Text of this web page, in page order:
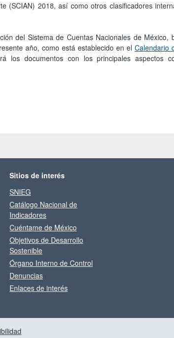
(SCIAN) 2018, así como otros clasificadores
del Sistema de Cuentas Nacionales de México,
año, como está establecido en el Calendario
los documentos con los principales aspectos
Sitios de interés
SNIEG
Catálogo Nacional de
Indicadores
Cuéntame de México
Objetivos de Desarrollo
Sostenible
Órgano Interno de Control
Denuncias
Enlaces de interés